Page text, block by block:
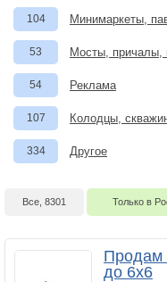
104 Минимаркеты,
53 Мосты,
54 Реклама
107 Колодцы,
334 Другое
Все, 8301 Только в
Продам
до 6х6